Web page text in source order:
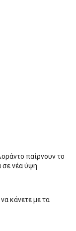
παίρνουν το
σε νέα ύψη
κάνετε με τα